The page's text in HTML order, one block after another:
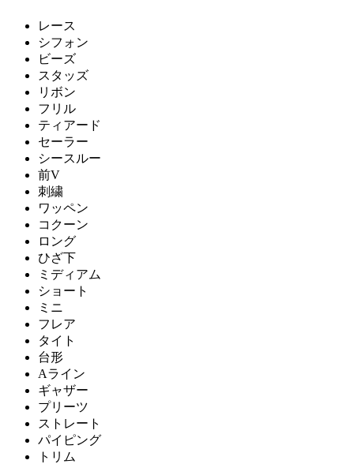
レース
シフォン
ビーズ
スタッズ
リボン
フリル
ティアード
セーラー
シースルー
前V
刺繍
ワッペン
コクーン
ロング
ひざ下
ミディアム
ショート
ミニ
フレア
タイト
台形
Aライン
ギャザー
プリーツ
ストレート
パイピング
トリム